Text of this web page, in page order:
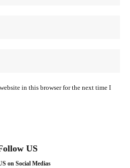
in this browser for the next time I
US
on Social Medias